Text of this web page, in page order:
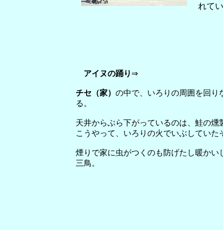
れて
アイヌの踊り ⇒
チセ（家） の中で、いろりの周囲を回り
る。
天井からぶら下がっているのは、鮭の燻
こうやって、いろりの火でいぶしていた
煙りで家に虫がつくのも防げたし暖かい
三鳥。